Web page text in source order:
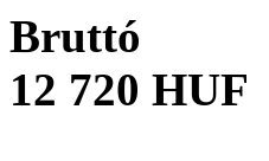
Bruttó
12 720 HUF